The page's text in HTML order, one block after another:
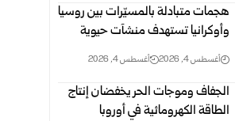
هجمات متبادلة بالمسيّرات بين روسيا
وأوكرانيا تستهدف منشآت حيوية
أغسطس 4, 2026 أغسطس 4, 2026
الجفاف وموجات الحر يخفضان إنتاج
الطاقة الكهرومائية في أوروبا